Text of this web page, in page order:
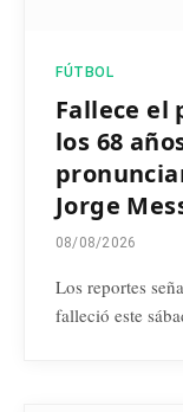
FÚTBOL
Fallece el
los 68
Jorge
08/08/2026
Los reportes
falleció este